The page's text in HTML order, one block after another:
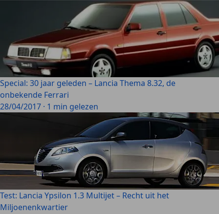
Special: 30 jaar geleden – Lancia Thema 8.32, de
onbekende Ferrari
28/04/2017 · 1 min gelezen
Test: Lancia Ypsilon 1.3 Multijet – Recht uit het
Miljoenenkwartier